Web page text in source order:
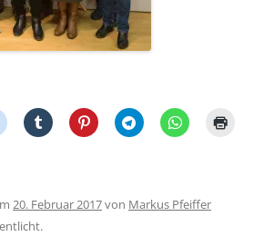
20. Februar 2017von Markus Pfeiffer